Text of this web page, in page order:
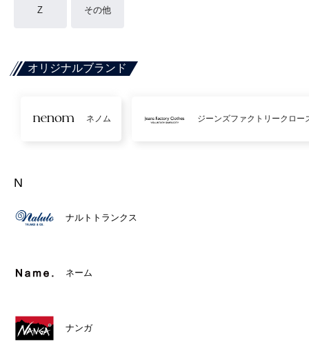
Z その他
オリジナルブランド
ネノム ジーンズファクトリークロー
N
ナルトトランクス
ネーム
ナンガ